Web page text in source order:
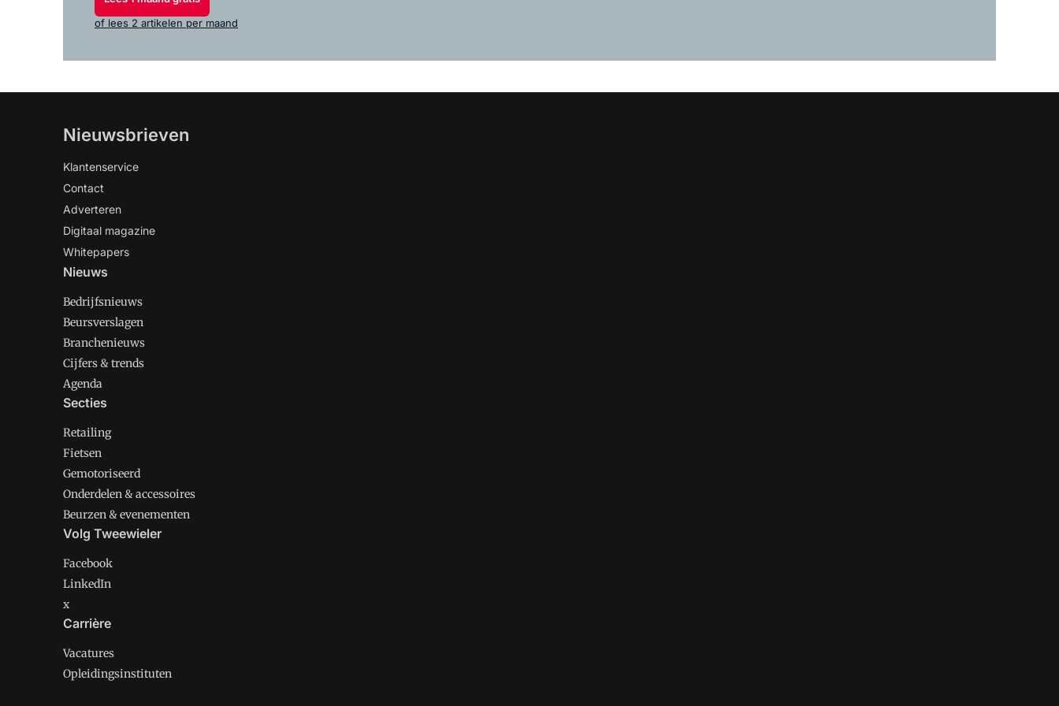
of lees 2 artikelen per maand
Nieuwsbrieven
Klantenservice
Contact
Adverteren
Digitaal magazine
Whitepapers
Nieuws
Bedrijfsnieuws
Beursverslagen
Branchenieuws
Cijfers & trends
Agenda
Secties
Retailing
Fietsen
Gemotoriseerd
Onderdelen & accessoires
Beurzen & evenementen
Volg Tweewieler
Facebook
LinkedIn
x
Carrière
Vacatures
Opleidingsinstituten